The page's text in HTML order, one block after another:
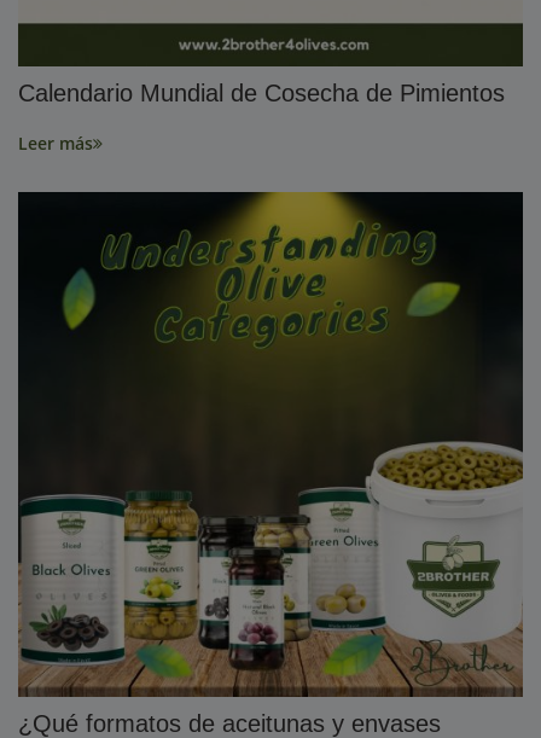
Calendario Mundial de Cosecha de Pimientos
Leer más
¿Qué formatos de aceitunas y envases